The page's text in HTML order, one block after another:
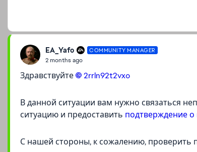
EA_Yafo COMMUNITY MANAGER
2 months ago
Здравствуйте 2rrln92t2vxo​
В данной ситуации вам нужно связаться
ситуацию и предоставить подтверждение о
С нашей стороны, к сожалению,